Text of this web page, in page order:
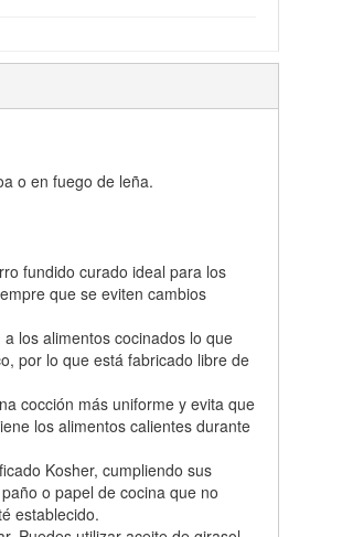
o en fuego de leña.
fundido curado ideal para los
que se eviten cambios
los alimentos cocinados lo que
por lo que está fabricado libre de
cocción más uniforme y evita que
los alimentos calientes durante
Kosher, cumpliendo sus
o papel de cocina que no
establecido.